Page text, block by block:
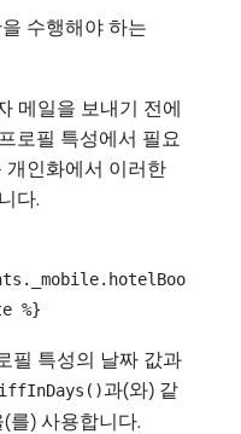
수행해야 하는
메일을 보내기 전에
로필 특성에서 필요
개인화에서 이러한
다.
%}
필 특성의 날짜 값과
과(와) 같
(를) 사용합니다.